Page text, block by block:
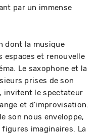
par un immense
dont la musique
espaces et renouvelle
Le saxophone et la
prises de son
invitent le spectateur
et d’improvisation.
son nous enveloppe,
imaginaires. La